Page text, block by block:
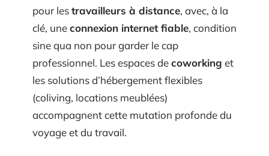
pour lestravailleurs à distance, avec, à la
clé, uneconnexion internet fiable, condition
sine qua non pour garder le cap
professionnel. Les espaces decoworking et
les solutions d’hébergement flexibles
(coliving, locations meublées)
accompagnent cette mutation profonde du
voyage et du travail.